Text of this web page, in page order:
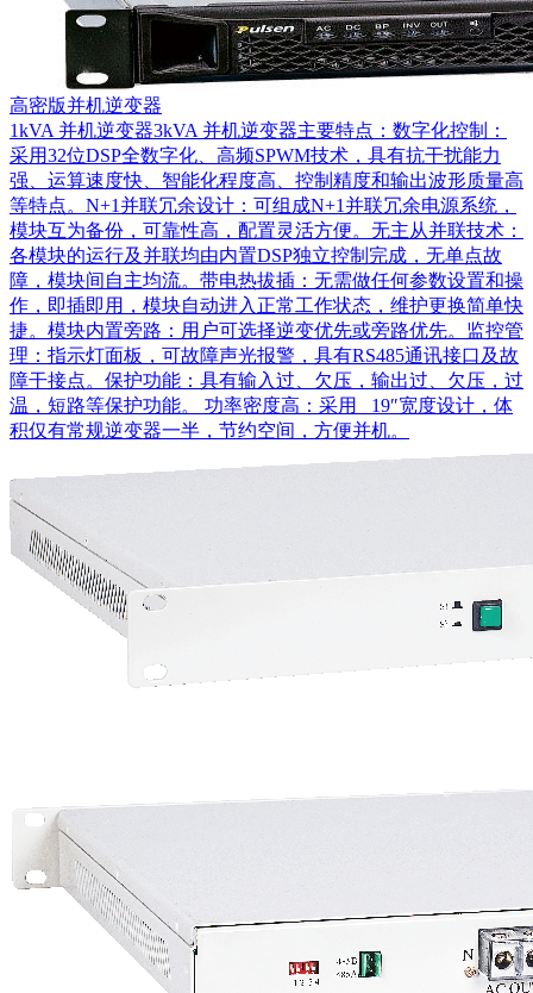
高密版并机逆变器
1kVA 并机逆变器3kVA 并机逆变器主要特点：数字化控制：
采用32位DSP全数字化、高频SPWM技术，具有抗干扰能力
强、运算速度快、智能化程度高、控制精度和输出波形质量高
等特点。N+1并联冗余设计：可组成N+1并联冗余电源系统，
模块互为备份，可靠性高，配置灵活方便。无主从并联技术：
各模块的运行及并联均由内置DSP独立控制完成，无单点故
障，模块间自主均流。带电热拔插：无需做任何参数设置和操
作，即插即用，模块自动进入正常工作状态，维护更换简单快
捷。模块内置旁路：用户可选择逆变优先或旁路优先。监控管
理：指示灯面板，可故障声光报警，具有RS485通讯接口及故
障干接点。保护功能：具有输入过、欠压，输出过、欠压，过
温，短路等保护功能。 功率密度高：采用 19″宽度设计，体
积仅有常规逆变器一半，节约空间，方便并机。